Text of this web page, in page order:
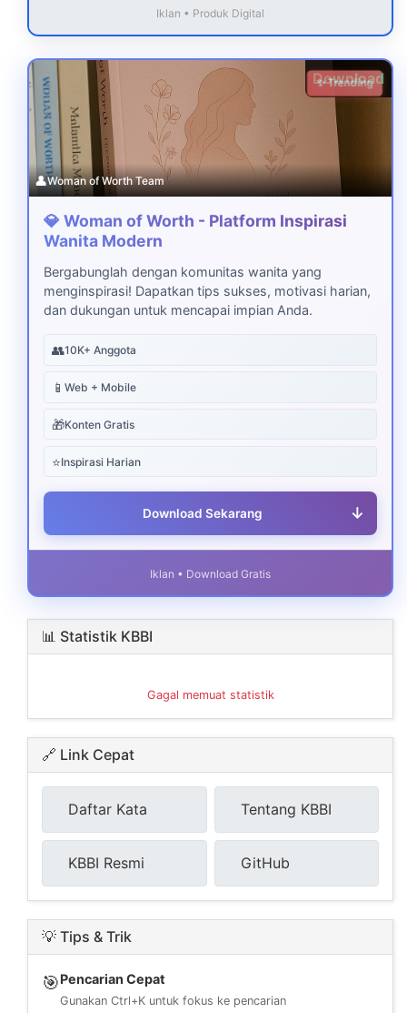
Iklan • Produk Digital
Download
✨ Trending
👤Woman of Worth Team
💎 Woman of Worth - Platform Inspirasi
Wanita Modern
Bergabunglah dengan komunitas wanita yang
menginspirasi! Dapatkan tips sukses, motivasi harian,
dan dukungan untuk mencapai impian Anda.
👥10K+ Anggota
📱 Web + Mobile
🎁Konten Gratis
⭐Inspirasi Harian
Download Sekarang ↓
Iklan • Download Gratis
📊 Statistik KBBI
Gagal memuat statistik
🔗 Link Cepat
Daftar Kata Tentang KBBI
KBBI Resmi GitHub
💡 Tips & Trik
🎯Pencarian Cepat
Gunakan Ctrl+K untuk fokus ke pencarian